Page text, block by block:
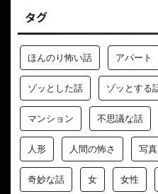
タグ
ほんのり怖い話 アパート
ゾッとした話 ゾッとする
マンション 不思議な話
人形 人間の怖さ 写真
奇妙な話 女 女性